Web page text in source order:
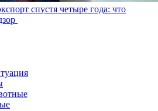
спустя четыре года: что